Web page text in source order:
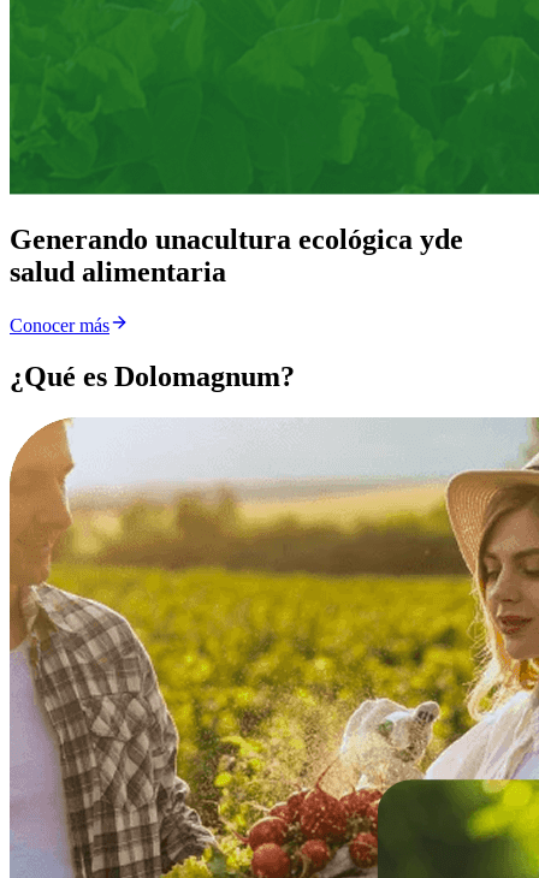
Generando unacultura ecológica yde
salud alimentaria
Conocer más
¿Qué es Dolomagnum?